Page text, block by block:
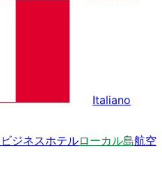
Italiano
ビジネスホテルローカル島航空